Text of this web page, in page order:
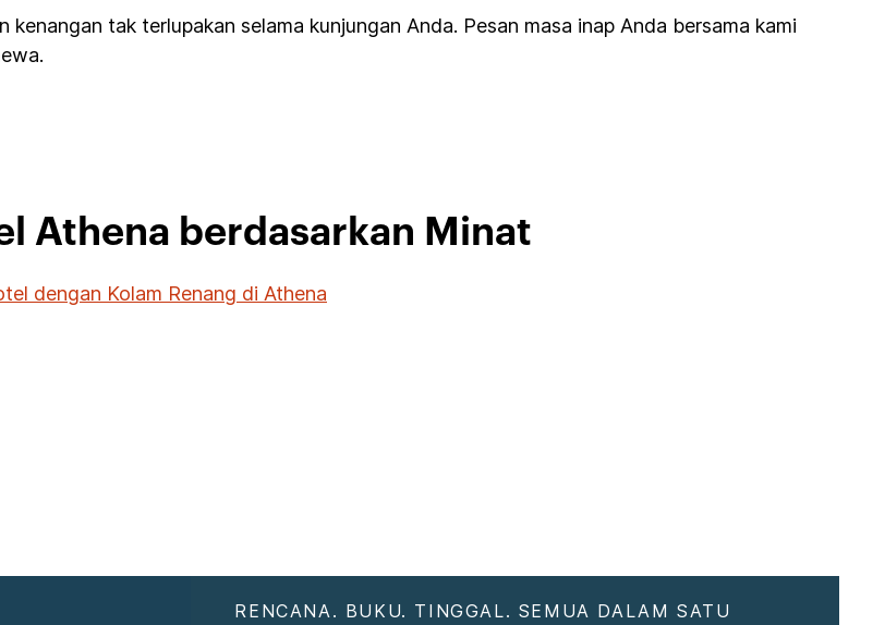
tak terlupakan selama kunjungan Anda. Pesan masa inap Anda bersama kami
Athena berdasarkan Minat
dengan Kolam Renang di Athena
RENCANA. BUKU. TINGGAL. SEMUA DALAM SATU